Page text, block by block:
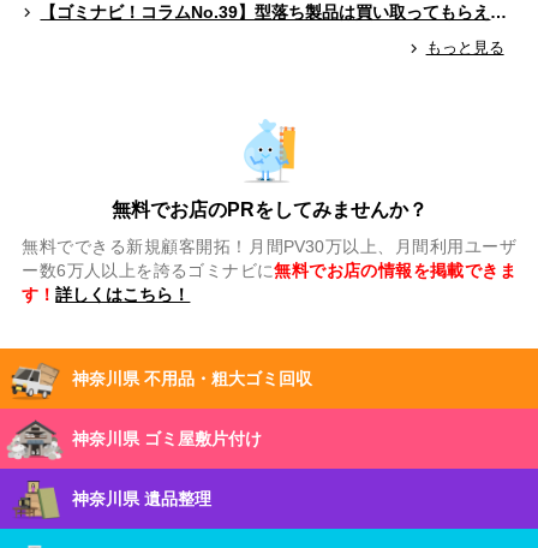
【ゴミナビ！コラムNo.39】型落ち製品は買い取ってもらえる？（ゲームソフト編）
もっと見る
無料でお店のPRをしてみませんか？
無料でできる新規顧客開拓！月間PV30万以上、月間利用ユーザ
ー数6万人以上を誇るゴミナビに無料でお店の情報を掲載できま
す！詳しくはこちら！
神奈川県 不用品・粗大ゴミ回収
神奈川県 ゴミ屋敷片付け
神奈川県 遺品整理